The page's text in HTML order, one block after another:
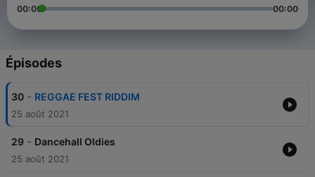
00:00 00:00
Épisodes
30 - REGGAE FEST RIDDIM
25 août 2021
29 - Dancehall Oldies
25 août 2021